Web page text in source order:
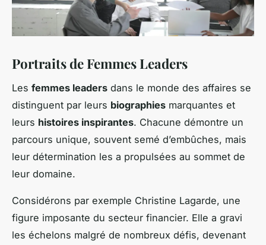
Portraits de Femmes Leaders
Les femmes leaders dans le monde des affaires se
distinguent par leurs biographies marquantes et
leurs histoires inspirantes. Chacune démontre un
parcours unique, souvent semé d’embûches, mais
leur détermination les a propulsées au sommet de
leur domaine.
Considérons par exemple Christine Lagarde, une
figure imposante du secteur financier. Elle a gravi
les échelons malgré de nombreux défis, devenant